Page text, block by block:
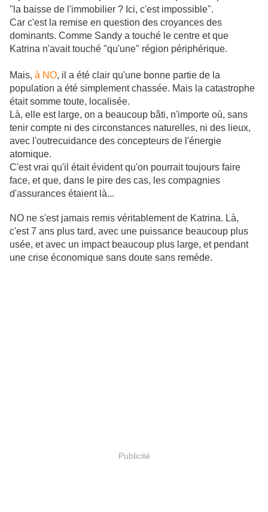
"la baisse de l'immobilier ? Ici, c'est impossible".
Car c'est la remise en question des croyances des
dominants. Comme Sandy a touché le centre et que
Katrina n'avait touché "qu'une" région périphérique.
Mais, à NO, il a été clair qu'une bonne partie de la
population a été simplement chassée. Mais la catastrophe
était somme toute, localisée.
Là, elle est large, on a beaucoup bâti, n'importe où, sans
tenir compte ni des circonstances naturelles, ni des lieux,
avec l'outrecuidance des concepteurs de l'énergie
atomique.
C'est vrai qu'il était évident qu'on pourrait toujours faire
face, et que, dans le pire des cas, les compagnies
d'assurances étaient là...
NO ne s'est jamais remis véritablement de Katrina. Là,
c'est 7 ans plus tard, avec une puissance beaucoup plus
usée, et avec un impact beaucoup plus large, et pendant
une crise économique sans doute sans reméde.
Publicité